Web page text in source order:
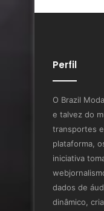
Perfil
O Brazil
e talvez do
transportes
plataforma,
iniciativa
dados de
dinâmico,